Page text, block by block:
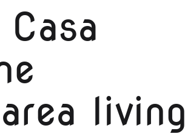
living